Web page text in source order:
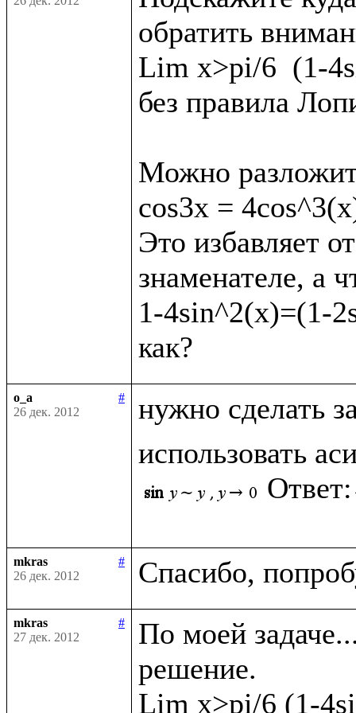
обратить
Lim x>pi/6  (1-
без правила
Можно
cos3x =
Это избавляет
знаменателе, а
1-4sin^2(x)=(1-
o_a
#
26 дек. 2012
нужно сделать
использовать
Ответ:
mkras
#
26 дек. 2012
mkras
#
27 дек. 2012
По моей
решение.
Lim x>pi/6 (1-